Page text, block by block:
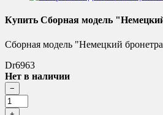
Купить Сборная модель
Сборная модель "Немецкий
Dr6963
Нет в наличии